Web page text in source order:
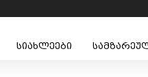
სიახლეები